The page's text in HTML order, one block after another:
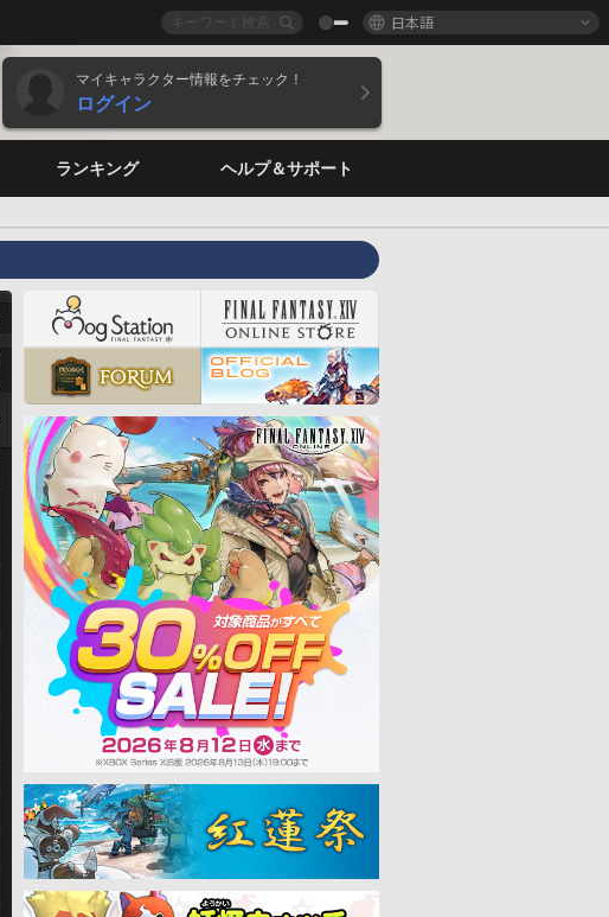
日本語
マイキャラクター情報をチェック！
ログイン
ランキング ヘルプ＆サポート